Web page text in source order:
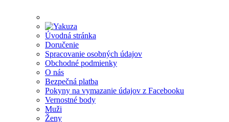
Úvodná stránka
Doručenie
Spracovanie osobných údajov
Obchodné podmienky
O nás
Bezpečná platba
Pokyny na vymazanie údajov z Facebooku
Vernostné body
Muži
Ženy